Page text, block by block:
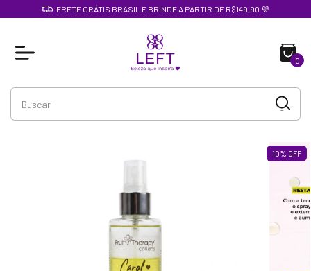
FRETE GRÁTIS BRASIL E BRINDE A PARTIR DE R$149,90 💜
0
10% OFF